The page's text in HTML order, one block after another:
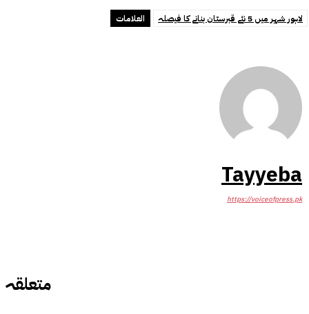
متعلقہ
العلامات لاہور شہر میں 5 نئے قبرستان بنانے کا فیصلہ
Tayyeba
https://voiceofpress.pk